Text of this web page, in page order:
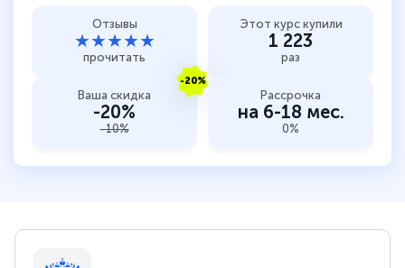
Отзывы
★★★★★
прочитать
Этот курс купили
1 223
раз
-20%
Ваша скидка
-20%
-10%
Рассрочка
на 6-18 мес.
0%